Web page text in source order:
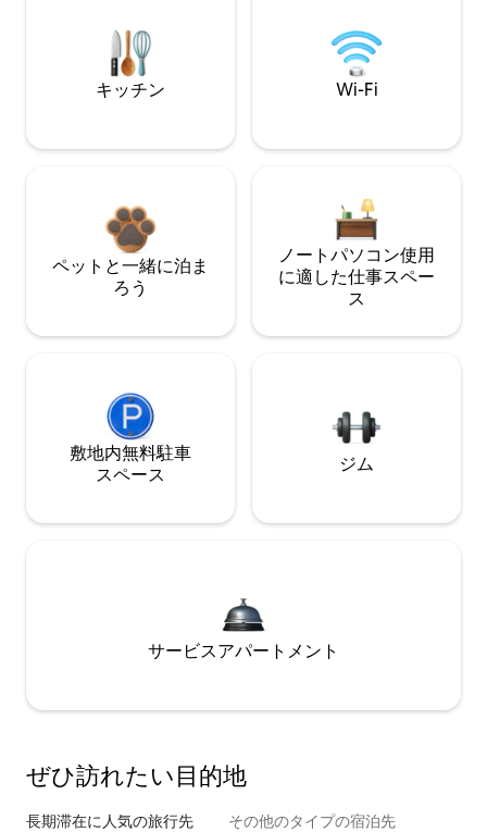
キッチン Wi-Fi
ペットと一緒に泊ま
ろう
ノートパソコン使用
に適した仕事スペー
ス
敷地内無料駐⁠車
ス⁠ペ⁠ー⁠ス
ジム
サービスアパートメント
ぜひ訪⁠れ⁠た⁠い目⁠的⁠地
長期滞在に人気の旅行先 その他のタ⁠イ⁠プ⁠の宿⁠泊⁠先